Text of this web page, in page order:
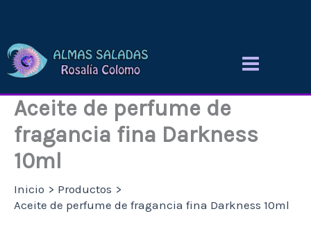
contenido
Aceite de perfume de
fragancia fina Darkness
10ml
Inicio
Productos
Aceite de perfume de fragancia fina Darkness 10ml